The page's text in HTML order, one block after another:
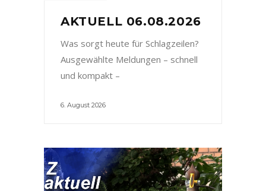
AKTUELL 06.08.2026
Was sorgt heute für Schlagzeilen?
Ausgewählte Meldungen – schnell
und kompakt –
6. August 2026